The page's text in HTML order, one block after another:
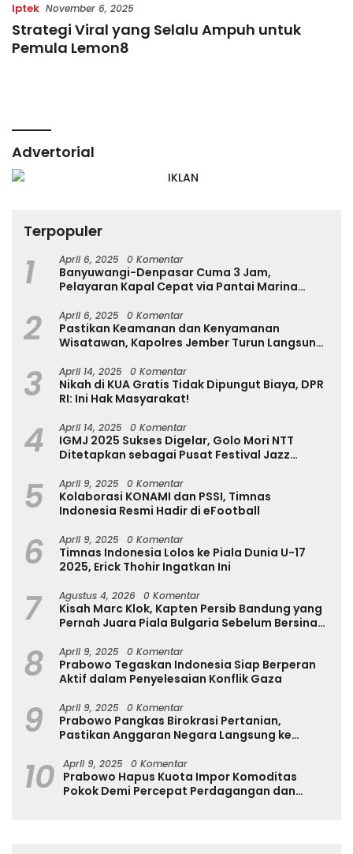
Iptek November 6, 2025
Strategi Viral yang Selalu Ampuh untuk
Pemula Lemon8
Advertorial
Terpopuler
1 April 6, 2025 0 Komentar
Banyuwangi-Denpasar Cuma 3 Jam,
Pelayaran Kapal Cepat via Pantai Marina
2 April 6, 2025 0 Komentar
Pastikan Keamanan dan Kenyamanan
Wisatawan, Kapolres Jember Turun Langsung
3 April 14, 2025 0 Komentar
Nikah di KUA Gratis Tidak Dipungut Biaya, DPR
RI: Ini Hak Masyarakat!
4 April 14, 2025 0 Komentar
IGMJ 2025 Sukses Digelar, Golo Mori NTT
Ditetapkan sebagai Pusat Festival Jazz
5 April 9, 2025 0 Komentar
Kolaborasi KONAMI dan PSSI, Timnas
Indonesia Resmi Hadir di eFootball
6 April 9, 2025 0 Komentar
Timnas Indonesia Lolos ke Piala Dunia U-17
2025, Erick Thohir Ingatkan Ini
7 Agustus 4, 2026 0 Komentar
Kisah Marc Klok, Kapten Persib Bandung yang
Pernah Juara Piala Bulgaria Sebelum Bersinar
8 April 9, 2025 0 Komentar
Prabowo Tegaskan Indonesia Siap Berperan
Aktif dalam Penyelesaian Konflik Gaza
9 April 9, 2025 0 Komentar
Prabowo Pangkas Birokrasi Pertanian,
Pastikan Anggaran Negara Langsung ke
10 April 9, 2025 0 Komentar
Prabowo Hapus Kuota Impor Komoditas
Pokok Demi Percepat Perdagangan dan